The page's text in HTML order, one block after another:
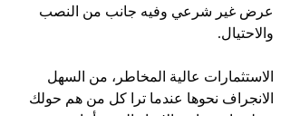
عرض غير شرعي وفيه جانب من النصب
والاحتيال.
الاستثمارات عالية المخاطر، من السهل
الانجراف نحوها عندما ترا كل من هم حولك